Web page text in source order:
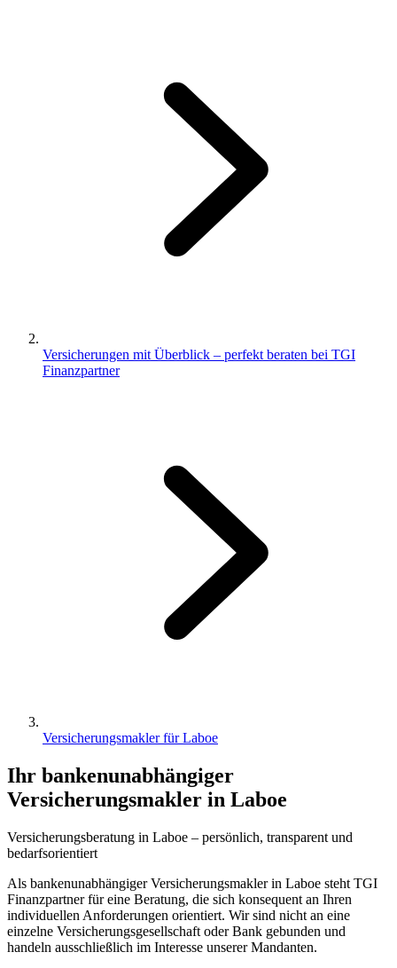
Versicherungen mit Überblick – perfekt beraten bei TGI
Finanzpartner
Versicherungsmakler für Laboe
Ihr bankenunabhängiger
Versicherungsmakler in Laboe
Versicherungsberatung in Laboe – persönlich, transparent und
bedarfsorientiert
Als bankenunabhängiger Versicherungsmakler in Laboe steht TGI
Finanzpartner für eine Beratung, die sich konsequent an Ihren
individuellen Anforderungen orientiert. Wir sind nicht an eine
einzelne Versicherungsgesellschaft oder Bank gebunden und
handeln ausschließlich im Interesse unserer Mandanten.